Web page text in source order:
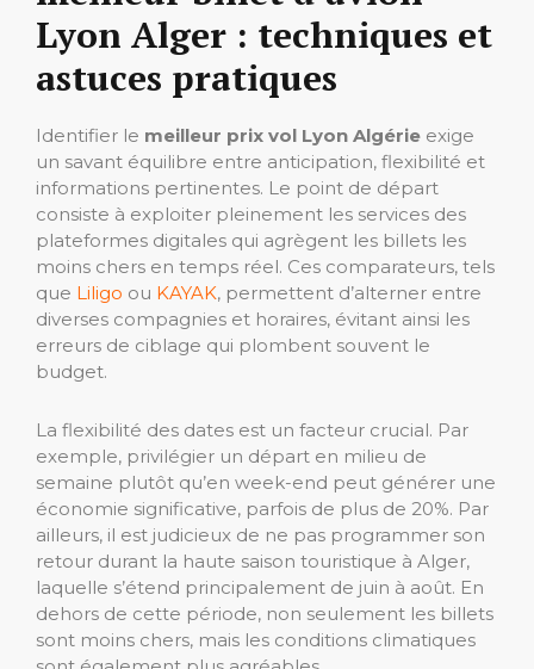
Lyon Alger : techniques et
astuces pratiques
Identifier le meilleur prix vol Lyon Algérie exige
un savant équilibre entre anticipation, flexibilité et
informations pertinentes. Le point de départ
consiste à exploiter pleinement les services des
plateformes digitales qui agrègent les billets les
moins chers en temps réel. Ces comparateurs, tels
que Liligo ou KAYAK, permettent d’alterner entre
diverses compagnies et horaires, évitant ainsi les
erreurs de ciblage qui plombent souvent le
budget.
La flexibilité des dates est un facteur crucial. Par
exemple, privilégier un départ en milieu de
semaine plutôt qu’en week-end peut générer une
économie significative, parfois de plus de 20%. Par
ailleurs, il est judicieux de ne pas programmer son
retour durant la haute saison touristique à Alger,
laquelle s’étend principalement de juin à août. En
dehors de cette période, non seulement les billets
sont moins chers, mais les conditions climatiques